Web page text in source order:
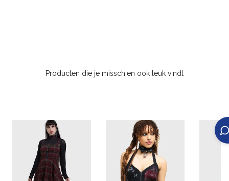
Producten die je misschien ook leuk vindt